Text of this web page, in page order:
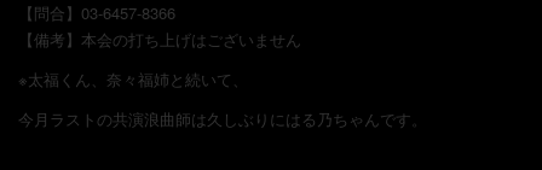
【問合】03-6457-8366
【備考】本会の打ち上げはございません
※太福くん、奈々福姉と続いて、
今月ラストの共演浪曲師は久しぶりにはる乃ちゃんです。